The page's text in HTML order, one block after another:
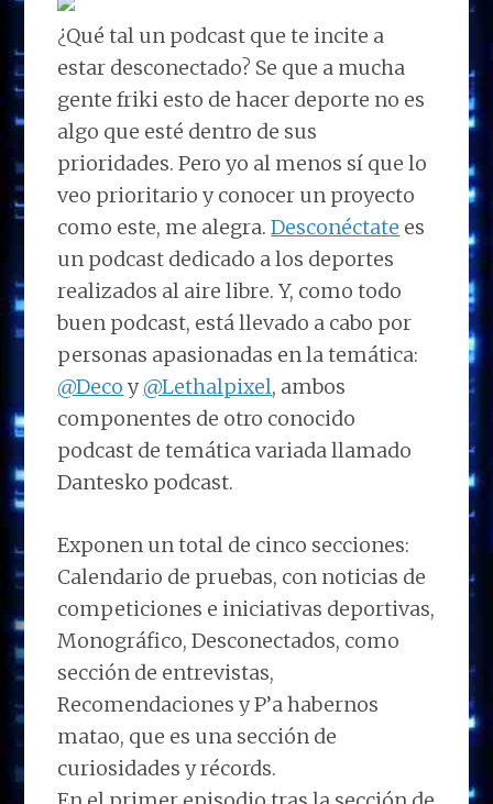
¿Qué tal un podcast que te incite a
estar desconectado? Se que a mucha
gente friki esto de hacer deporte no es
algo que esté dentro de sus
prioridades. Pero yo al menos sí que lo
veo prioritario y conocer un proyecto
como este, me alegra.Desconéctate es
un podcast dedicado a los deportes
realizados al aire libre. Y, como todo
buen podcast, está llevado a cabo por
personas apasionadas en la temática:
@Deco y@Lethalpixel, ambos
componentes de otro conocido
podcast de temática variada llamado
Dantesko podcast.
Exponen un total de cinco secciones:
Calendario de pruebas, con noticias de
competiciones e iniciativas deportivas,
Monográfico, Desconectados, como
sección de entrevistas,
Recomendaciones y P’a habernos
matao, que es una sección de
curiosidades y récords.